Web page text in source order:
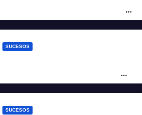
la calzada
SUCESOS
blanca en la ruta 168
SUCESOS